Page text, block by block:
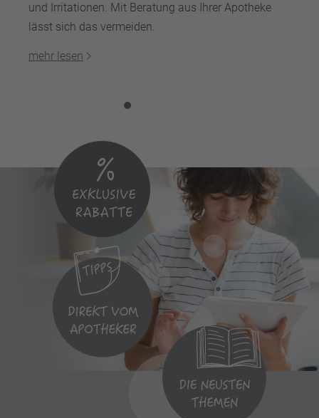
und Irritationen. Mit Beratung aus Ihrer Apotheke
lässt sich das vermeiden.
mehr lesen